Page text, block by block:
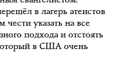
в лагерь атеистов
чести указать на все
подхода и отстоять
в США очень